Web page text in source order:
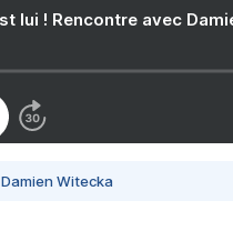
lui ! Rencontre avec
Witecka